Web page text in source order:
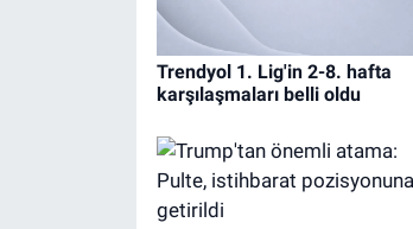
Trendyol 1. Lig'in 2-8. hafta
karşılaşmaları belli oldu